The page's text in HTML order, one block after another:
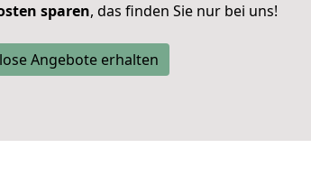
sparen, das finden Sie nur bei uns!
Angebote erhalten